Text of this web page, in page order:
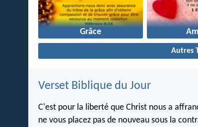
Grâce
Autres
Verset Biblique du Jour
C'est pour la liberté que Christ nous a
ne vous placez pas de nouveau sous la